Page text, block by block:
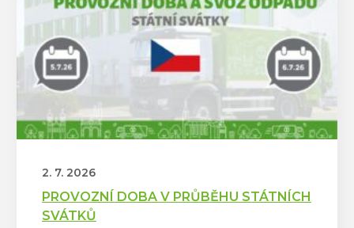
2. 7. 2026
PROVOZNÍ DOBA V PRŮBĚHU STÁTNÍCH
SVÁTKŮ